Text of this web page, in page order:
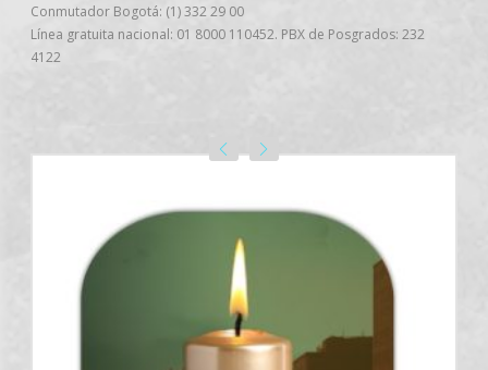
Conmutador Bogotá: (1) 332 29 00
Línea gratuita nacional: 01 8000 110452. PBX de Posgrados: 232
4122